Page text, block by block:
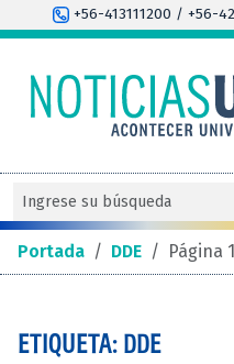
+56-413111200 / +56-
Portada / DDE / Página
ETIQUETA: DDE